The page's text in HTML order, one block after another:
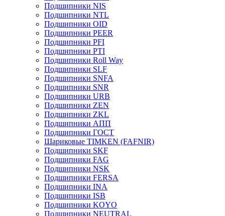
Подшипники NIS
Подшипники NTL
Подшипники OID
Подшипники PEER
Подшипники PFI
Подшипники PTI
Подшипники Roll Way
Подшипники SLF
Подшипники SNFA
Подшипники SNR
Подшипники URB
Подшипники ZEN
Подшипники ZKL
Подшипники АПП
Подшипники ГОСТ
Шариковые ТІMKEN (FAFNIR)
Подшипники SKF
Подшипники FAG
Подшипники NSK
Подшипники FERSA
Подшипники INA
Подшипники ISB
Подшипники KOYO
Подшипники NEUTRAL